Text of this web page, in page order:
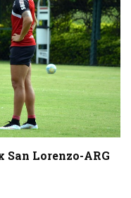
San Lorenzo-ARG